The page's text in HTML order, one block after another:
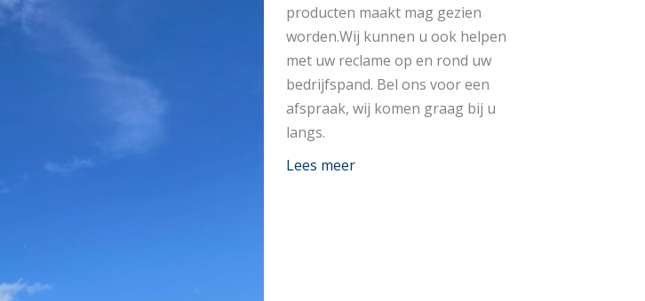
producten maakt mag gezien
worden.Wij kunnen u ook helpen
met uw reclame op en rond uw
bedrijfspand. Bel ons voor een
afspraak, wij komen graag bij u
langs.
Lees meer